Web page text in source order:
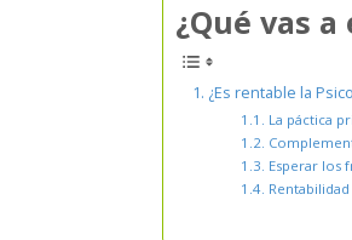
¿Qué vas
¿Es rentable la
La páctica
Esperar los